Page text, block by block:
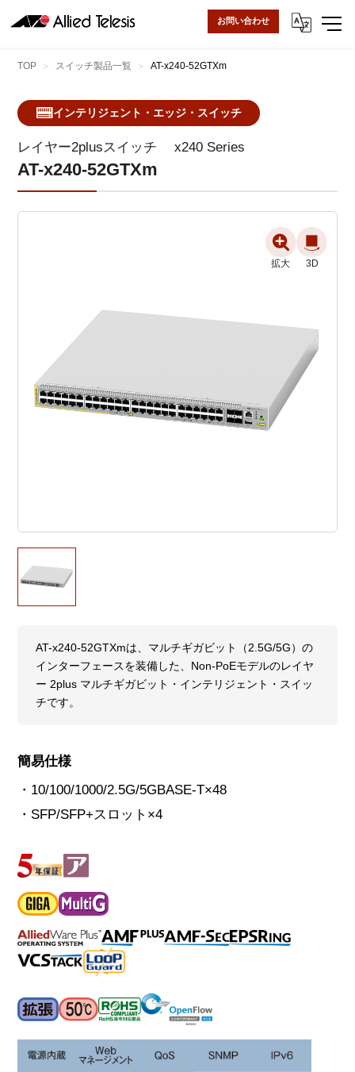
お問い合わせ
TOP スイッチ製品一覧 AT-x240-52GTXm
レイヤー2plusスイッチ x240 Series
AT-x240-52GTXm
インテリジェント・エッジ・スイッチ
拡大 3D
AT-x240-52GTXmは、マルチギガビット（2.5G/5G）の
インターフェースを装備した、Non-PoEモデルのレイヤ
ー 2plus マルチギガビット・インテリジェント・スイッ
チです。
簡易仕様
・10/100/1000/2.5G/5GBASE-T×48
・SFP/SFP+スロット×4